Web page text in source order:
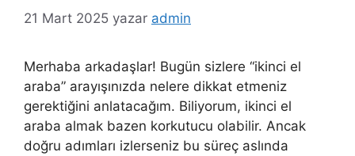
21 Mart 2025 yazar admin
Merhaba arkadaşlar! Bugün sizlere “ikinci el
araba” arayışınızda nelere dikkat etmeniz
gerektiğini anlatacağım. Biliyorum, ikinci el
araba almak bazen korkutucu olabilir. Ancak
doğru adımları izlerseniz bu süreç aslında